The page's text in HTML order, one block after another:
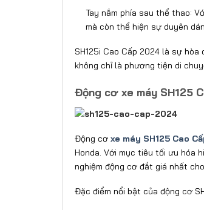
Tay nắm phía sau thể thao:
mà còn thể hiện sự duyên
SH125i Cao Cấp 2024 là sự
không chỉ là phương tiện di
Động cơ xe máy SH125
Động cơ xe máy SH125 Cao
Honda. Với mục tiêu tối ưu hóa
nghiệm động cơ đắt giá nhất
Đặc điểm nổi bật của động cơ